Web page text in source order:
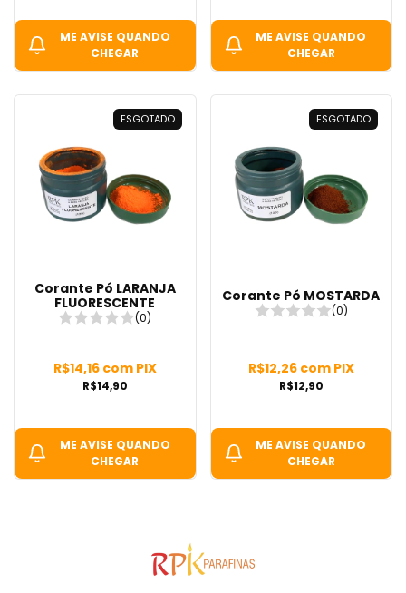
ME AVISE QUANDO
CHEGAR
ME AVISE QUANDO
CHEGAR
ESGOTADO
Corante Pó LARANJA
FLUORESCENTE
(0)
R$14,90
R$14,16 com PIX
ME AVISE QUANDO
CHEGAR
ESGOTADO
Corante Pó MOSTARDA
(0)
R$12,90
R$12,26 com PIX
ME AVISE QUANDO
CHEGAR